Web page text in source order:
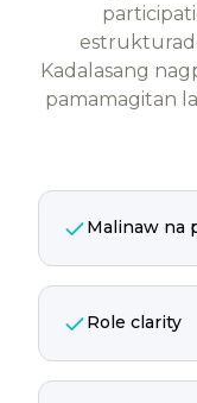
Kadalasang
pamamagitan
Malinaw na
Role clarity